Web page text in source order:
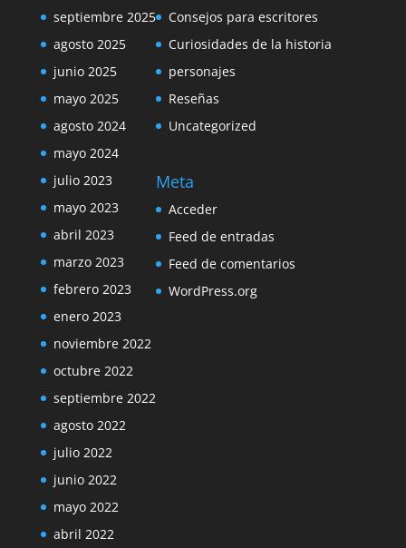
septiembre 2025
agosto 2025
junio 2025
mayo 2025
agosto 2024
mayo 2024
julio 2023
mayo 2023
abril 2023
marzo 2023
febrero 2023
enero 2023
noviembre 2022
octubre 2022
septiembre 2022
agosto 2022
julio 2022
junio 2022
mayo 2022
abril 2022
Consejos para escritores
Curiosidades de la historia
personajes
Reseñas
Uncategorized
Meta
Acceder
Feed de entradas
Feed de comentarios
WordPress.org